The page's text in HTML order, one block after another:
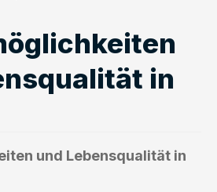
in
und Lebensqualität in